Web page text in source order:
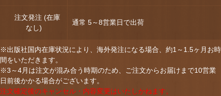
注文発注 (在庫
なし)
通常 5～8営業日で出荷
※出版社国内在庫状況により、海外発注になる場合、約1～1.5ヶ月お時
間をいただきます。
※3～4月は注文が混み合う時期のため、ご注文からお届けまで10営業
日前後かかる場合がございます。
注文確定後のキャンセル・内容変更はいたしかねます。